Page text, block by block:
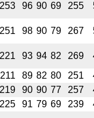
253 96 90 69 255
251 98 90 79 267
221 93 94 82 269
211 89 82 80 251
219 90 90 77 257
225 91 79 69 239